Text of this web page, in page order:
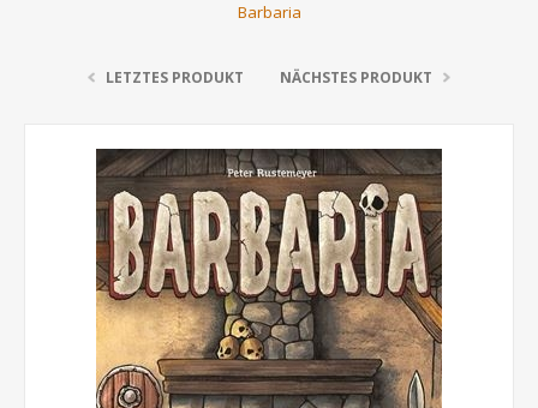
Barbaria
LETZTES PRODUKT NÄCHSTES PRODUKT